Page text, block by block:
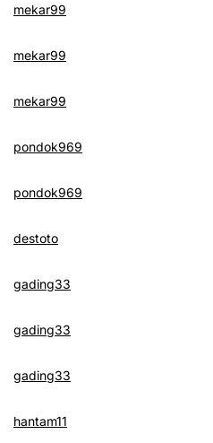
mekar99
mekar99
mekar99
pondok969
pondok969
destoto
gading33
gading33
gading33
hantam11